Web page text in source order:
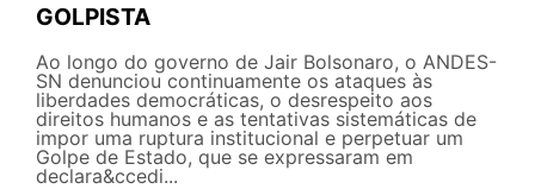
GOLPISTA
Ao longo do governo de Jair Bolsonaro, o ANDES-
SN denunciou continuamente os ataques às
liberdades democráticas, o desrespeito aos
direitos humanos e as tentativas sistemáticas de
impor uma ruptura institucional e perpetuar um
Golpe de Estado, que se expressaram em
declara&ccedi...